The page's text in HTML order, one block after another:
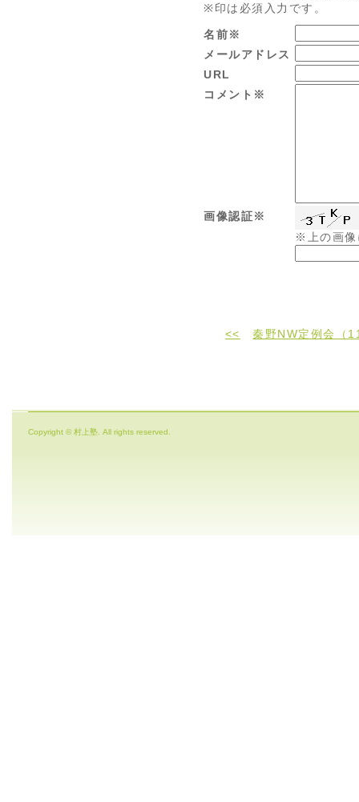
※印は必須入力です。
名前※
メールアドレス
URL
コメント※
画像認証※
※上の画像
<< 秦野NW定例会（
Copyright © 村上塾. All rights reserved.